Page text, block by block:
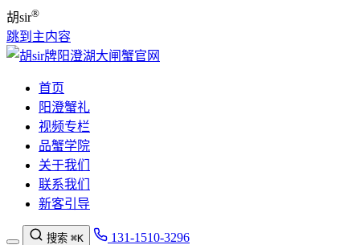
胡sir®
跳到主内容
首页
阳澄蟹礼
视频专栏
品蟹学院
关于我们
联系我们
新客引导
搜索 ⌘K 131-1510-3296